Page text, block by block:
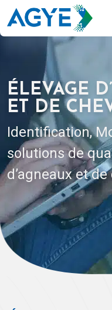
ÉLEVAGE
ET DE
Identification,
solutions de
d’agneaux et